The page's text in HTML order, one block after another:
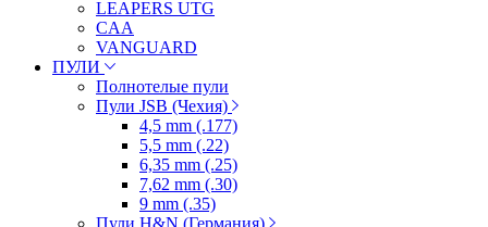
LEAPERS UTG
CAA
VANGUARD
ПУЛИ
Полнотелые пули
Пули JSB (Чехия)
4,5 mm (.177)
5,5 mm (.22)
6,35 mm (.25)
7,62 mm (.30)
9 mm (.35)
Пули H&N (Германия)